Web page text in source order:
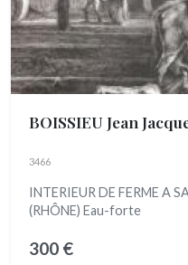
BOISSIEU Jean
3466
INTERIEUR DE FERME A
(RHÔNE) Eau-forte
300 €